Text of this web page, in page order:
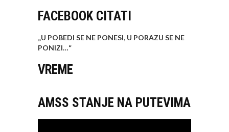
FACEBOOK CITATI
„U POBEDI SE NE PONESI, U PORAZU SE NE
PONIZI…“
VREME
AMSS STANJE NA PUTEVIMA